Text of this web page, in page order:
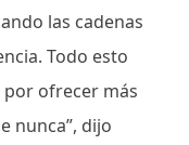
las cadenas
Todo esto
ofrecer más
nunca”, dijo